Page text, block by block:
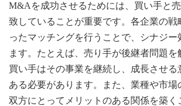
M&Aを成功させるためには、買い手と
致していることが重要です。各企業の戦
ったマッチングを行うことで、シナジ
ます。たとえば、売り手が後継者問題を
買い手はその事業を継続し、成長させる
ある必要があります。また、業種や市場
双方にとってメリットのある関係を築く